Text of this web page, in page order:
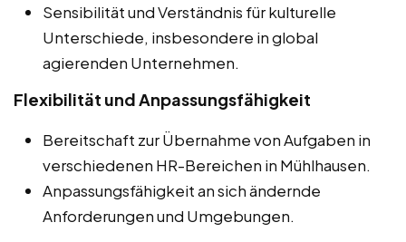
Sensibilität und Verständnis für kulturelle
Unterschiede, insbesondere in global
agierenden Unternehmen.
Flexibilität und Anpassungsfähigkeit
Bereitschaft zur Übernahme von Aufgaben in
verschiedenen HR-Bereichen in Mühlhausen.
Anpassungsfähigkeit an sich ändernde
Anforderungen und Umgebungen.